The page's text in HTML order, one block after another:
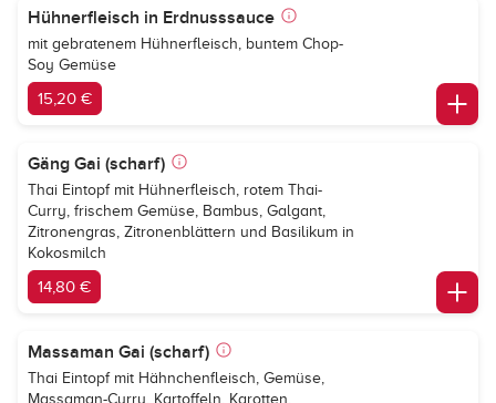
Hühnerfleisch in Erdnusssauce
mit gebratenem Hühnerfleisch, buntem Chop-
Soy Gemüse
15,20 €
Gäng Gai (scharf)
Thai Eintopf mit Hühnerfleisch, rotem Thai-
Curry, frischem Gemüse, Bambus, Galgant,
Zitronengras, Zitronenblättern und Basilikum in
Kokosmilch
14,80 €
Massaman Gai (scharf)
Thai Eintopf mit Hähnchenfleisch, Gemüse,
Massaman-Curry, Kartoffeln, Karotten,